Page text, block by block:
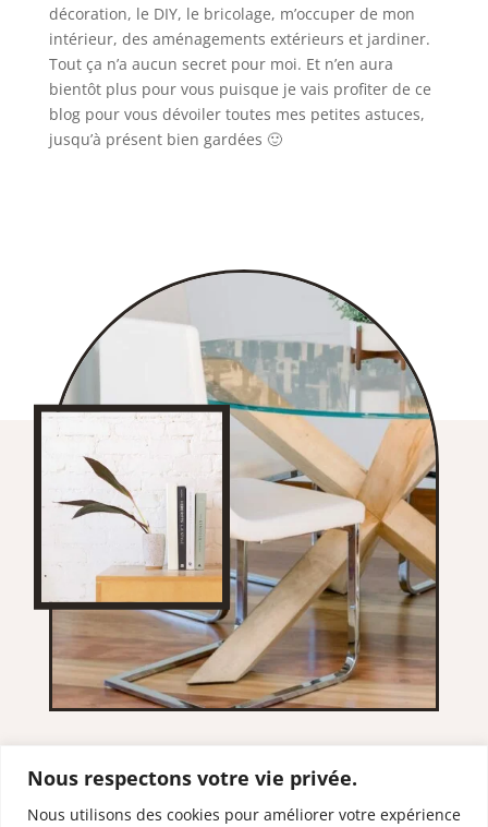
Nous respectons votre vie privée.
Nous utilisons des cookies pour améliorer votre expérience
décoration, le DIY, le bricolage, m’occuper de mon
intérieur, des aménagements extérieurs et jardiner.
Tout ça n’a aucun secret pour moi. Et n’en aura
bientôt plus pour vous puisque je vais profiter de ce
blog pour vous dévoiler toutes mes petites astuces,
jusqu’à présent bien gardées 🙂